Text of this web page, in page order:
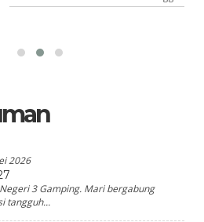
2026
3 Gamping. Mari bergabung
tangguh...